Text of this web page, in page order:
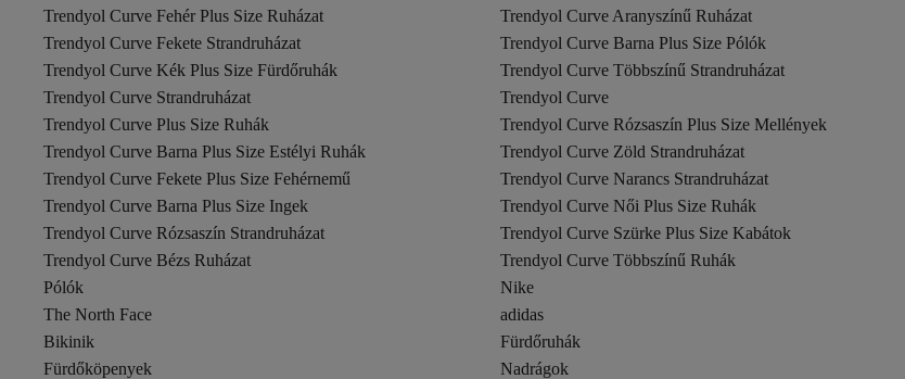
Trendyol Curve Fehér Plus Size Ruházat
Trendyol Curve Aranyszínű Ruházat
Trendyol Curve Fekete Strandruházat
Trendyol Curve Barna Plus Size Pólók
Trendyol Curve Kék Plus Size Fürdőruhák
Trendyol Curve Többszínű Strandruházat
Trendyol Curve Strandruházat
Trendyol Curve
Trendyol Curve Plus Size Ruhák
Trendyol Curve Rózsaszín Plus Size Mellények
Trendyol Curve Barna Plus Size Estélyi Ruhák
Trendyol Curve Zöld Strandruházat
Trendyol Curve Fekete Plus Size Fehérnemű
Trendyol Curve Narancs Strandruházat
Trendyol Curve Barna Plus Size Ingek
Trendyol Curve Női Plus Size Ruhák
Trendyol Curve Rózsaszín Strandruházat
Trendyol Curve Szürke Plus Size Kabátok
Trendyol Curve Bézs Ruházat
Trendyol Curve Többszínű Ruhák
Pólók
Nike
The North Face
adidas
Bikinik
Fürdőruhák
Fürdőköpenyek
Nadrágok